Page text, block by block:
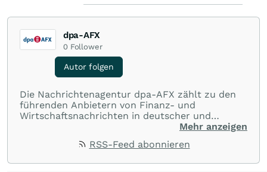
dpa-AFX
0 Follower
Autor folgen
Die Nachrichtenagentur dpa-AFX zählt zu den
führenden Anbietern von Finanz- und
Wirtschaftsnachrichten in deutscher und
englischer Sprache. Gestützt auf ein
dpa-AFX unabhängig, zuverlässig und schnell
Mehr anzeigen
RSS-Feed abonnieren